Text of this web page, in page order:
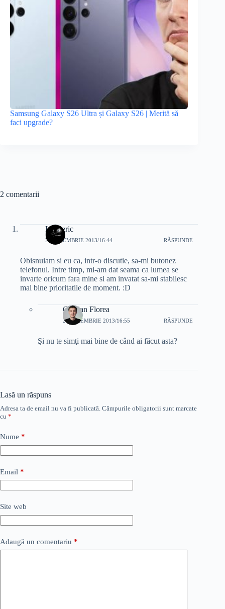
Samsung Galaxy S26 Ultra și Galaxy S26 | Merită să
faci upgrade?
2 comentarii
Intuneric
28 NOIEMBRIE 2013/16:44 RĂSPUNDE
Obisnuiam si eu ca, intr-o discutie, sa-mi butonez
telefonul. Intre timp, mi-am dat seama ca lumea se
invarte oricum fara mine si am invatat sa-mi stabilesc
mai bine prioritatile de moment. :D
Cristian Florea
28 NOIEMBRIE 2013/16:55 RĂSPUNDE
Şi nu te simţi mai bine de când ai făcut asta?
Lasă un răspuns
Adresa ta de email nu va fi publicată. Câmpurile obligatorii sunt marcate
cu *
Nume *
Email *
Site web
Adaugă un comentariu *